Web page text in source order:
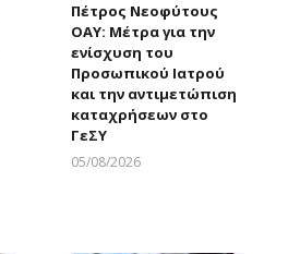
Πέτρος Νεοφύτους
ΟΑΥ: Μέτρα για την
ενίσχυση του
Προσωπικού Ιατρού
και την αντιμετώπιση
καταχρήσεων στο
ΓεΣΥ
05/08/2026